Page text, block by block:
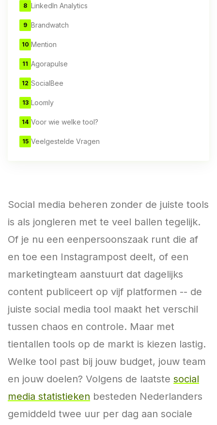
8 LinkedIn Analytics
9 Brandwatch
10 Mention
11 Agorapulse
12 SocialBee
13 Loomly
14 Voor wie welke tool?
15 Veelgestelde Vragen
Social media beheren zonder de juiste tools
is als jongleren met te veel ballen tegelijk.
Of je nu een eenpersoonszaak runt die af
en toe een Instagrampost deelt, of een
marketingteam aanstuurt dat dagelijks
content publiceert op vijf platformen -- de
juiste social media tool maakt het verschil
tussen chaos en controle. Maar met
tientallen tools op de markt is kiezen lastig.
Welke tool past bij jouw budget, jouw team
en jouw doelen? Volgens de laatste social
media statistieken besteden Nederlanders
gemiddeld twee uur per dag aan sociale